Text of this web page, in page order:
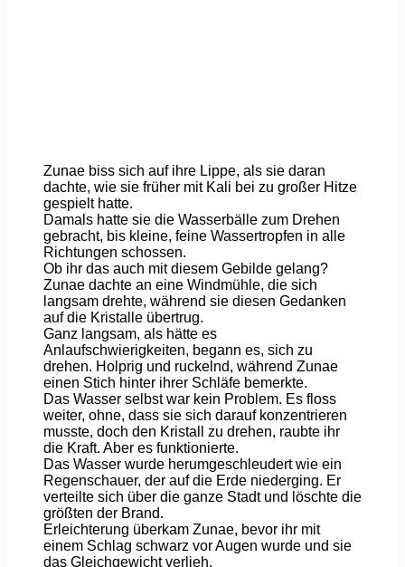
Zunae biss sich auf ihre Lippe, als sie daran
dachte, wie sie früher mit Kali bei zu großer Hitze
gespielt hatte.
Damals hatte sie die Wasserbälle zum Drehen
gebracht, bis kleine, feine Wassertropfen in alle
Richtungen schossen.
Ob ihr das auch mit diesem Gebilde gelang?
Zunae dachte an eine Windmühle, die sich
langsam drehte, während sie diesen Gedanken
auf die Kristalle übertrug.
Ganz langsam, als hätte es
Anlaufschwierigkeiten, begann es, sich zu
drehen. Holprig und ruckelnd, während Zunae
einen Stich hinter ihrer Schläfe bemerkte.
Das Wasser selbst war kein Problem. Es floss
weiter, ohne, dass sie sich darauf konzentrieren
musste, doch den Kristall zu drehen, raubte ihr
die Kraft. Aber es funktionierte.
Das Wasser wurde herumgeschleudert wie ein
Regenschauer, der auf die Erde niederging. Er
verteilte sich über die ganze Stadt und löschte die
größten der Brand.
Erleichterung überkam Zunae, bevor ihr mit
einem Schlag schwarz vor Augen wurde und sie
das Gleichgewicht verlieh.